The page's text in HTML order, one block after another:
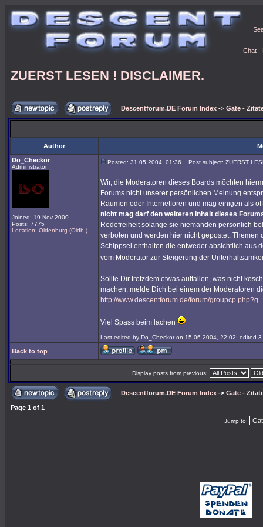
Chat |
ZUERST LESEN ! DISCLAIMER.
Descentforum.DE Forum Index -> Gate -
Author
Do_Checkor
Administrator
Joined: 19 Nov 2000
Posts: 7775
Location: Oldenburg (Oldb.)
Posted: 31.05.2004, 01:36 Post subject: ZUERST
Wir, die Moderatoren dieses Boards möchten
Forums nicht unserer persönlichen Meinung
Räumen oder Internetforen und mag einigen als
nicht mag darf den weiteren Inhalt dieses
Redefreiheit solange sie niemanden persönlich
verboten und werden hier nicht gepostet.
Schippsel enthalten die entweder absichtlich aus
vom Moderator zur Steigerung der
Sollte Dir trotzdem etwas auffallen, was nicht
machen, melde Dich bei einem der Moderatoren
http://www.descentforum.de/forum/
Viel Spass beim lachen
Last edited by Do_Checkor on 15.06.2004, 22:02; edited 3
Back to top
Display posts from previous:
Descentforum.DE Forum Index -> Gate -
Page 1 of 1
Jump to: